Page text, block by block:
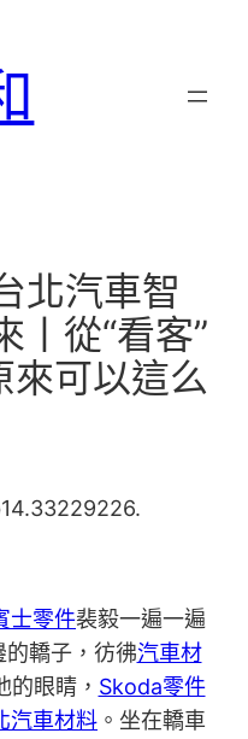
北汽車智
丨從“看客”
來可以這么
士零件裴毅一遍一遍
的轎子，彷彿汽車材
的眼睛， Skoda零件
汽車材料 。坐在轎車